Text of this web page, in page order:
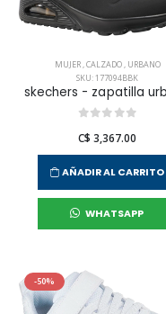
MUJER,CALZADO, URBANO
SKU: 177094BBK
C$ 3,367.00
AÑADIR AL CARRITO
WHATSAPP
-50%